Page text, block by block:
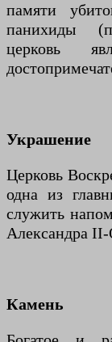
памяти
панихиды
церковь
Украшение
Церковь
одна из
служить
Александра II-
Камень